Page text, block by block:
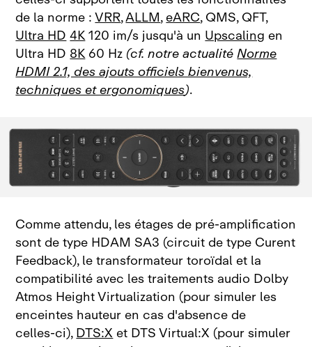
de la norme :VRR,ALLM,eARC, QMS, QFT,
Ultra HD4K120 im/s jusqu'à unUpscaling en
Ultra HD8K60 Hz (cf. notre actualitéNorme
HDMI 2.1, des ajouts officiels bienvenus,
techniques et ergonomiques).
Comme attendu, les étages de pré‑amplification
sont de type HDAM SA3 (circuit de type Curent
Feedback), le transformateur toroïdal et la
compatibilité avec les traitements audio Dolby
Atmos Height Virtualization (pour simuler les
enceintes hauteur en cas d'absence de
celles‑ci),DTS:Xet DTS Virtual:X (pour simuler